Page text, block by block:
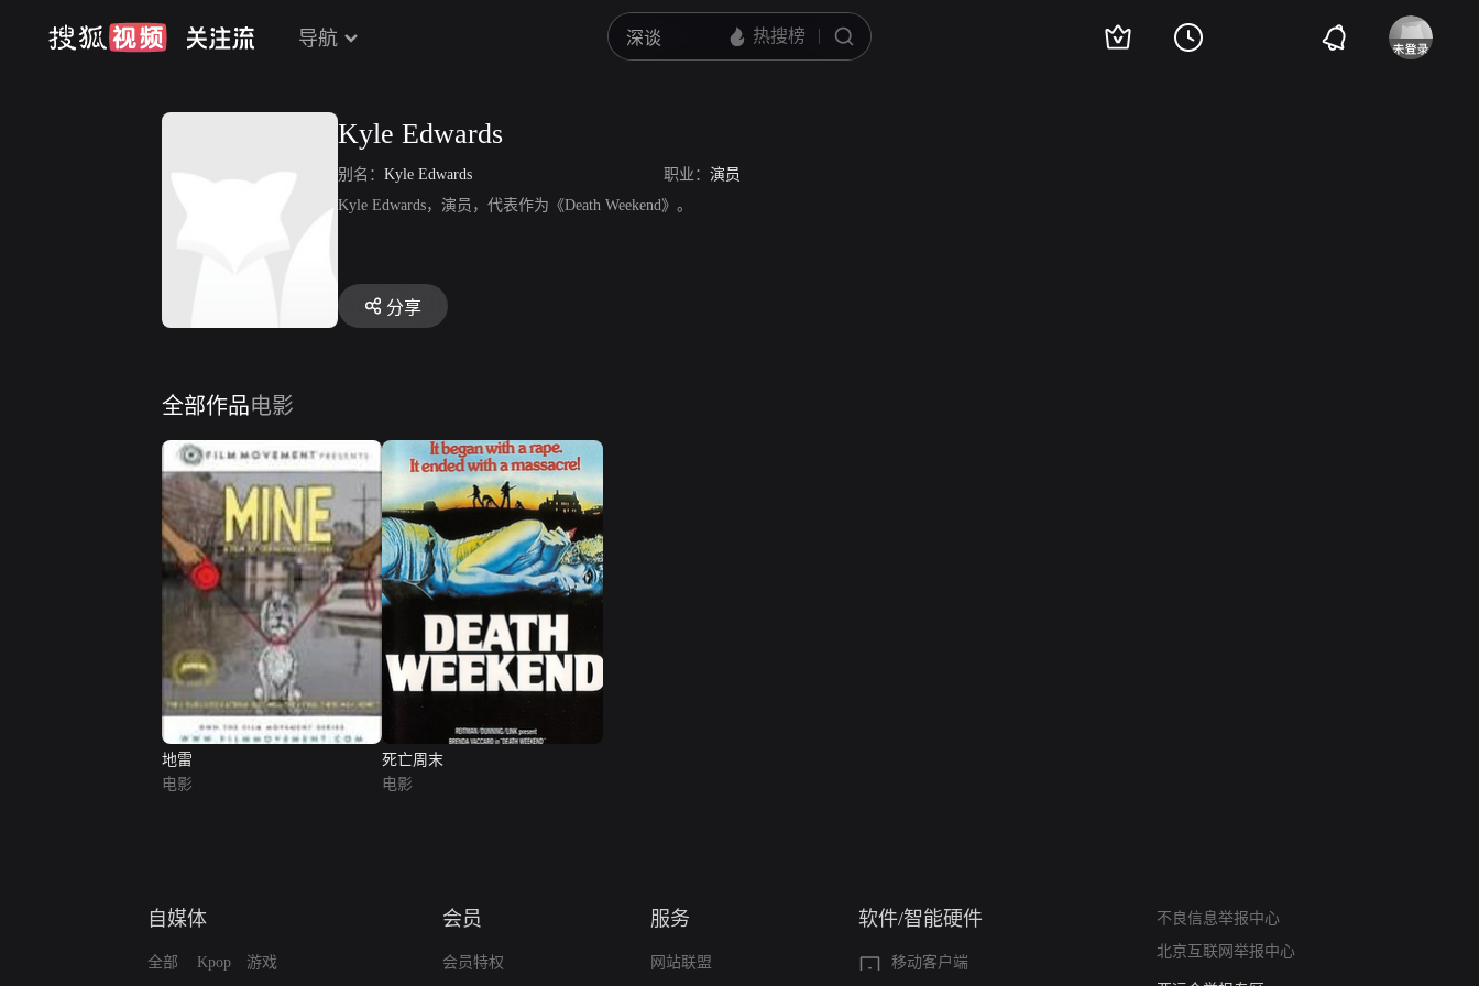
导航
Kyle Edwards
别名： Kyle Edwards 职业： 演员
Kyle Edwards，演员，代表作为《Death Weekend》。
分享
全部作品电影
地雷
电影
死亡周末
电影
自媒体
全部 Kpop 游戏
会员
会员特权
服务
网站联盟
软件/智能硬件
移动客户端
不良信息举报中心
北京互联网举报中心
12318 文化市场举报
算法推荐专项举报